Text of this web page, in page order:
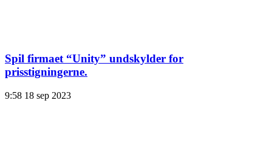
Spil firmaet “Unity” undskylder for
prisstigningerne.
9:58 18 sep 2023